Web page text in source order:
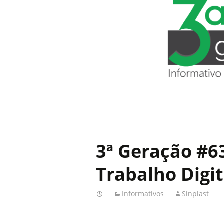
3ª Geração
Trabalho
Informativos Sinplast